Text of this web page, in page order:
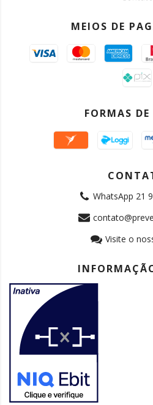
MEIOS DE
FORMAS
WhatsApp 21
Visite o